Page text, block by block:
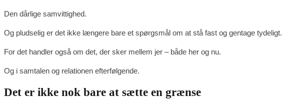
Den dårlige samvittighed.
Og pludselig er det ikke længere bare et spørgsmål om at stå fast og gentage tydeligt.
For det handler også om det, der sker mellem jer – både her og nu.
Og i samtalen og relationen efterfølgende.
Det er ikke nok bare at sætte en grænse